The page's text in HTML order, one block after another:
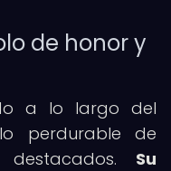
de honor y
a lo largo del
perdurable de
Su